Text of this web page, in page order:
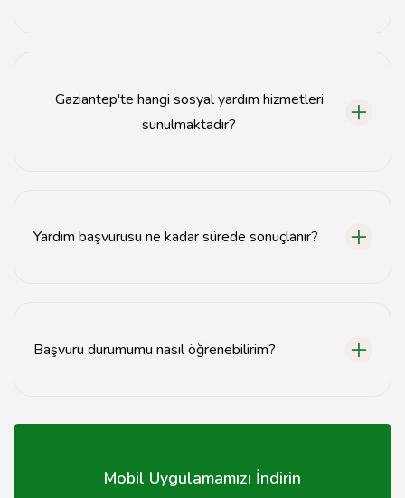
Gaziantep'te hangi sosyal yardım hizmetleri
sunulmaktadır?
Yardım başvurusu ne kadar sürede sonuçlanır?
Başvuru durumumu nasıl öğrenebilirim?
birimiyle iletişime geçerek veya resmi web sitesinden
Mobil Uygulamamızı İndirin